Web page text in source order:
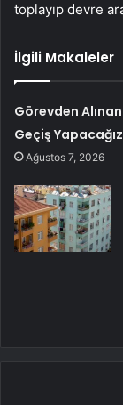
toplayıp devre
İlgili Makaleler
Görevden
Geçiş
Ağustos 7, 2026